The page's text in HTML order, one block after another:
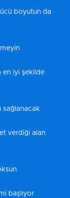
boyutun da
en iyi şekilde
sağlanacak
verdiği alan
başlıyor